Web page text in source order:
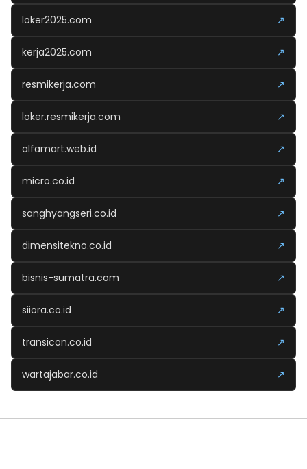
loker2025.com ↗
kerja2025.com ↗
resmikerja.com ↗
loker.resmikerja.com ↗
alfamart.web.id ↗
micro.co.id ↗
sanghyangseri.co.id ↗
dimensitekno.co.id ↗
bisnis-sumatra.com ↗
siiora.co.id ↗
transicon.co.id ↗
wartajabar.co.id ↗